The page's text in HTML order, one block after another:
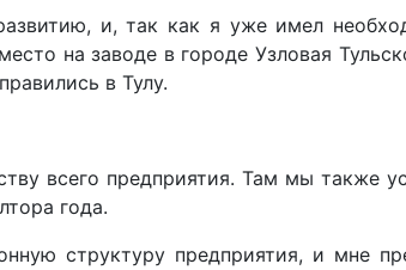
и, так как я уже имел
на заводе в городе Узловая
в Тулу.
всего предприятия. Там мы также
года.
структуру предприятия, и мне